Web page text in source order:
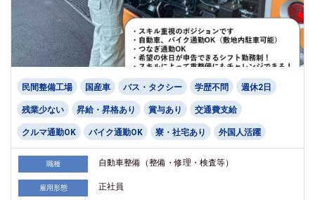
民間整備工場 国産車 バス・タクシー 学歴不問 週休2日
残業少ない 昇給・昇格あり 賞与あり 交通費支給
クルマ通勤OK バイク通勤OK 寮・社宅あり 外国人活躍
職種 自動車整備（整備・修理・検査等）
雇用形態 正社員